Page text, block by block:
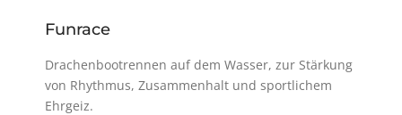
Funrace
Drachenbootrennen auf dem Wasser, zur Stärkung
von Rhythmus, Zusammenhalt und sportlichem
Ehrgeiz.